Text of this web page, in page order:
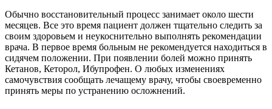
Обычно восстановительный процесс занимает около шести
месяцев. Все это время пациент должен тщательно следить за
своим здоровьем и неукоснительно выполнять рекомендации
врача. В первое время больным не рекомендуется находиться в
сидячем положении. При появлении болей можно принять
Кетанов, Кеторол, Ибупрофен. О любых изменениях
самочувствия сообщать лечащему врачу, чтобы своевременно
принять меры по устранению осложнений.